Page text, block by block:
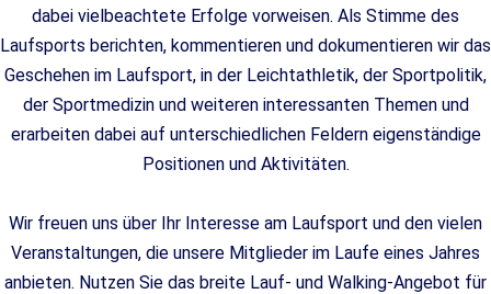
dabei vielbeachtete Erfolge vorweisen. Als Stimme des
Laufsports berichten, kommentieren und dokumentieren wir das
Geschehen im Laufsport, in der Leichtathletik, der Sportpolitik,
der Sportmedizin und weiteren interessanten Themen und
erarbeiten dabei auf unterschiedlichen Feldern eigenständige
Positionen und Aktivitäten.
Wir freuen uns über Ihr Interesse am Laufsport und den vielen
Veranstaltungen, die unsere Mitglieder im Laufe eines Jahres
anbieten. Nutzen Sie das breite Lauf- und Walking-Angebot für